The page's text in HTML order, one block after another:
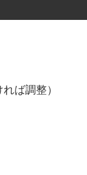
ば調整）